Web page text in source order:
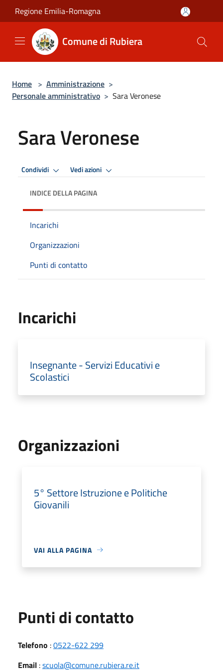
Salta al contenuto principale
Regione Emilia-Romagna
Comune di Rubiera
Home > Amministrazione >
Personale amministrativo > Sara Veronese
Sara Veronese
Condividi Vedi azioni
INDICE DELLA PAGINA
Incarichi
Organizzazioni
Punti di contatto
Incarichi
Insegnante - Servizi Educativi e
Scolastici
Organizzazioni
5° Settore Istruzione e Politiche
Giovanili
VAI ALLA PAGINA
Punti di contatto
Telefono :0522-622 299
Email :scuola@comune.rubiera.re.it